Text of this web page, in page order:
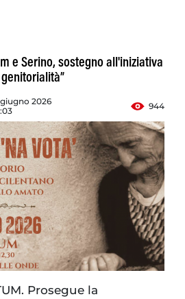
e Serino, sostegno all'iniziativa
giugno 2026
944
Prosegue la